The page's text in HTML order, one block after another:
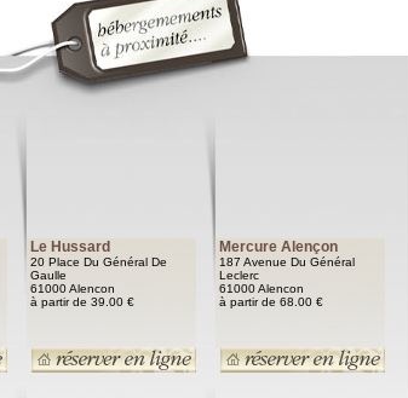
Le Hussard
20 Place Du Général De
Gaulle
61000 Alencon
à partir de 39.00 €
Mercure Alençon
187 Avenue Du Général
Leclerc
61000 Alencon
à partir de 68.00 €